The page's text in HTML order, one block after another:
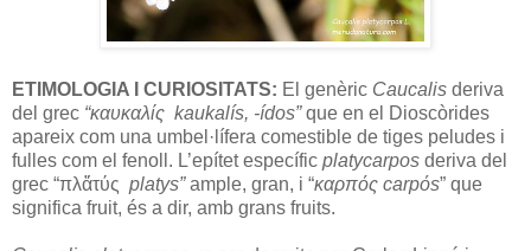
ETIMOLOGIA I CURIOSITATS: El genèric Caucalis deriva
del grec “καυκαλίς kaukalís, -ídos”que en el Dioscòrides
apareix com una umbel·lífera comestible de tiges peludes i
fulles com el fenoll. L’epítet específic platycarpos deriva del
grec “πλἄτύς platys”ample, gran, i “καρπός carpόs” que
significa fruit, és a dir, amb grans fruits.